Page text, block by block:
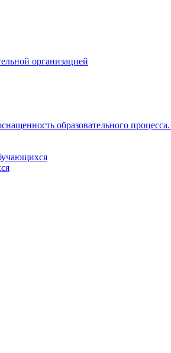
организацией
образовательного